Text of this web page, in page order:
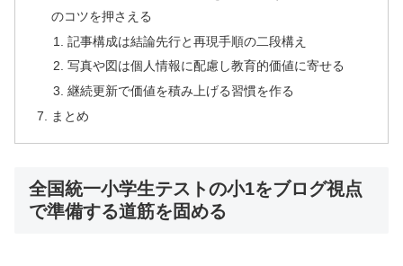
のコツを押さえる
記事構成は結論先行と再現手順の二段構え
写真や図は個人情報に配慮し教育的価値に寄せる
継続更新で価値を積み上げる習慣を作る
まとめ
全国統一小学生テストの小1をブログ視点
で準備する道筋を固める